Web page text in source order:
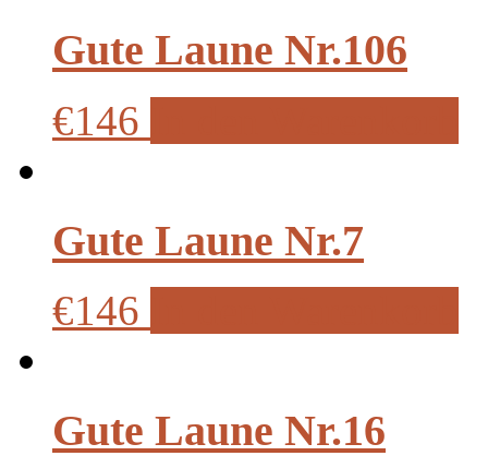
Gute Laune Nr.106
€146
Gute Laune Nr.7
€146
Gute Laune Nr.16